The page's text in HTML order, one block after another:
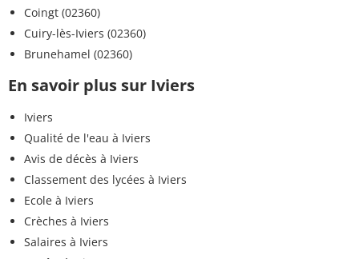
Coingt (02360)
Cuiry-lès-Iviers (02360)
Brunehamel (02360)
En savoir plus sur Iviers
Iviers
Qualité de l'eau à Iviers
Avis de décès à Iviers
Classement des lycées à Iviers
Ecole à Iviers
Crèches à Iviers
Salaires à Iviers